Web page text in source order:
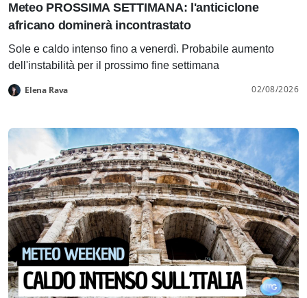
Meteo PROSSIMA SETTIMANA: l'anticiclone
africano dominerà incontrastato
Sole e caldo intenso fino a venerdì. Probabile aumento
dell'instabilità per il prossimo fine settimana
Elena Rava 02/08/2026